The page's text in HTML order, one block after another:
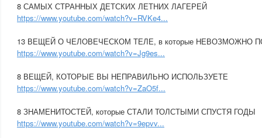
8 САМЫХ СТРАННЫХ ДЕТСКИХ ЛЕТНИХ ЛАГЕРЕЙ
https://www.youtube.com/watch?v=RVKe4...
13 ВЕЩЕЙ О ЧЕЛОВЕЧЕСКОМ ТЕЛЕ, в которые НЕВОЗМОЖНО
https://www.youtube.com/watch?v=Jg9es...
8 ВЕЩЕЙ, КОТОРЫЕ ВЫ НЕПРАВИЛЬНО ИСПОЛЬЗУЕТЕ
https://www.youtube.com/watch?v=ZaO5f...
8 ЗНАМЕНИТОСТЕЙ, которые СТАЛИ ТОЛСТЫМИ СПУСТЯ ГОДЫ
https://www.youtube.com/watch?v=9epvv...